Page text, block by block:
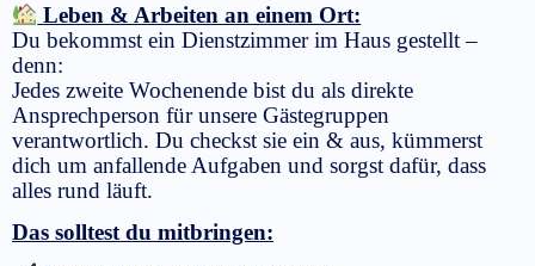
Leben & Arbeiten an einem Ort:
Du bekommst ein Dienstzimmer im Haus gestellt –
denn:
Jedes zweite Wochenende bist du als direkte
Ansprechperson für unsere Gästegruppen
verantwortlich. Du checkst sie ein & aus, kümmerst
dich um anfallende Aufgaben und sorgst dafür, dass
alles rund läuft.
Das solltest du mitbringen: